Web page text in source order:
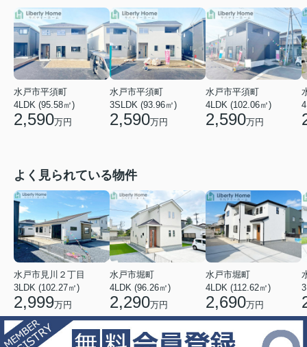
水戸市平須町
4LDK (95.58㎡)
2,590万円
水戸市平須町
3SLDK (93.96㎡)
2,590万円
水戸市平須町
4LDK (102.06㎡)
2,590万円
よく見られている物件
水戸市見川２丁目
3LDK (102.27㎡)
2,999万円
水戸市堀町
4LDK (96.26㎡)
2,290万円
水戸市堀町
4LDK (112.62㎡)
2,690万円